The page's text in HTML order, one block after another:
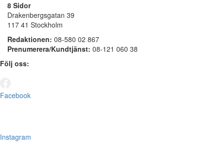
8 Sidor
Drakenbergsgatan 39
117 41 Stockholm
Redaktionen: 08-580 02 867
Prenumerera/Kundtjänst: 08-121 060 38
Följ oss:
Facebook
Instagram